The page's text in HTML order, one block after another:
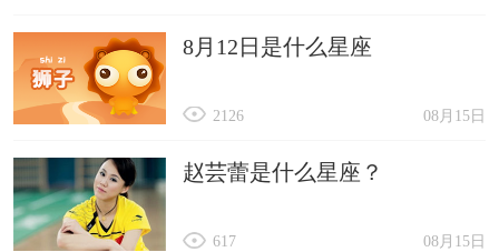
8月12日是什么星座
08月15日
2126
赵芸蕾是什么星座？
08月15日
617